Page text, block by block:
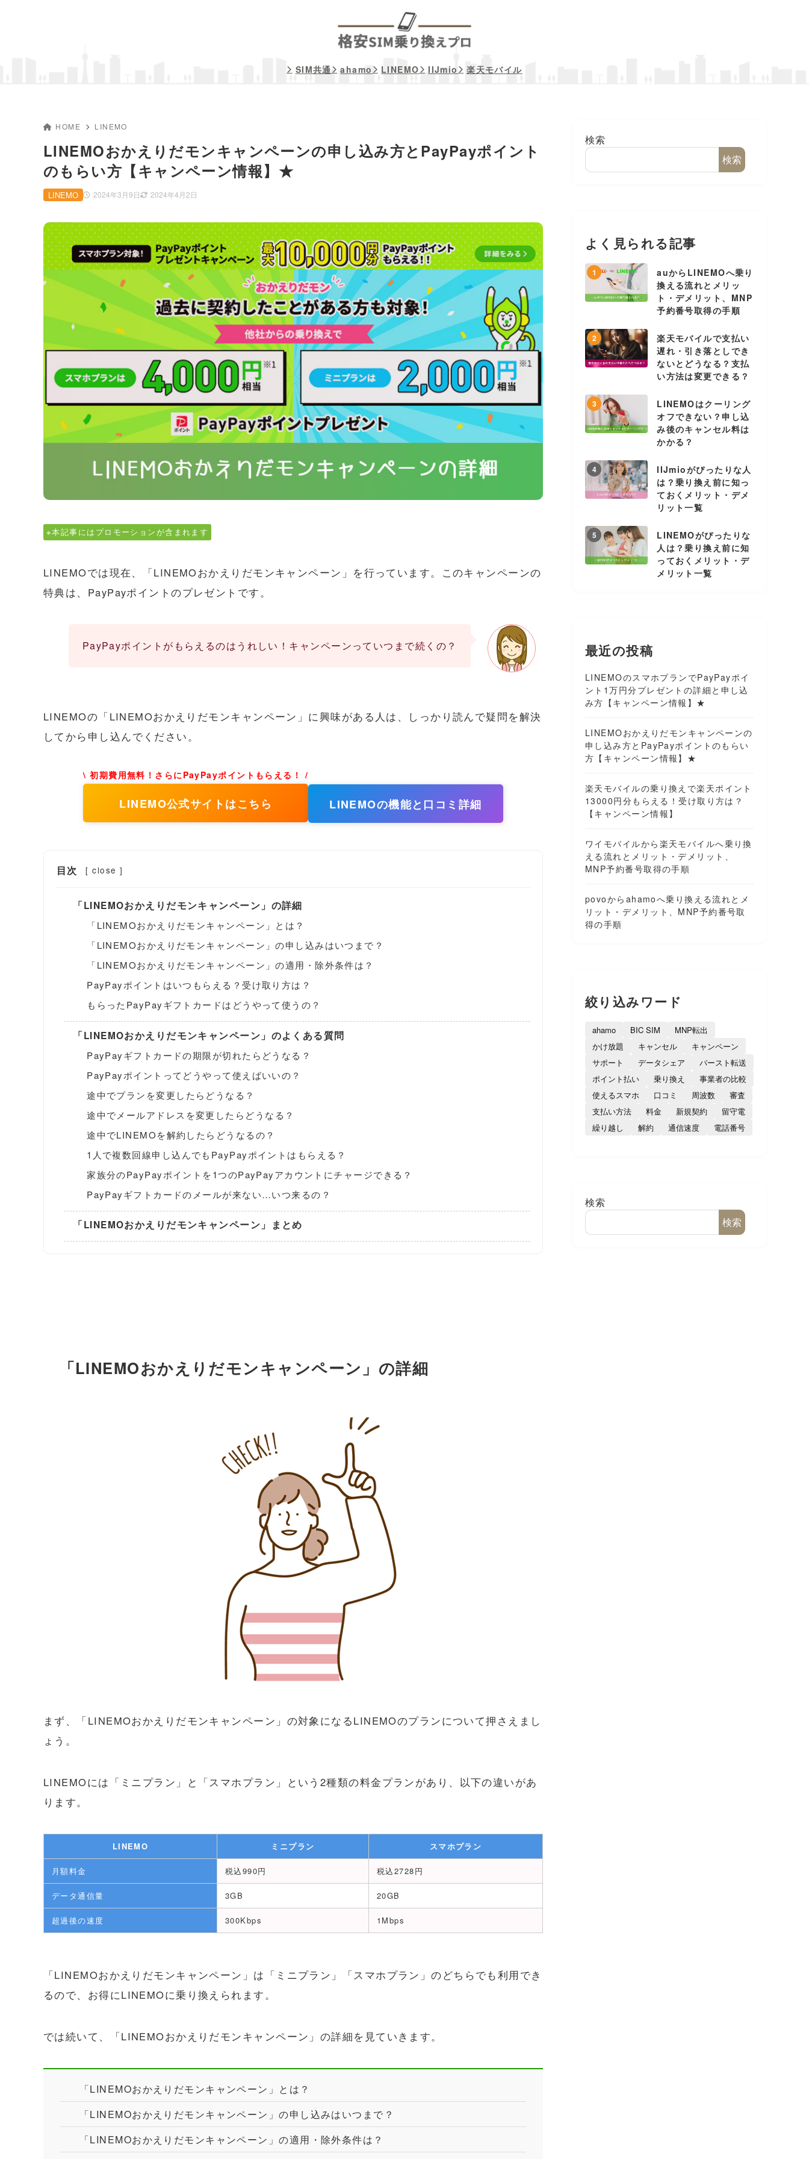
SIM共通 ahamo LINEMO IIJmio 楽天モバイル
HOME LINEMO
LINEMOおかえりだモンキャンペーンの申し込み方とPayPayポイント
のもらい方【キャンペーン情報】★
2024年3月9日 2024年4月2日
LINEMO
※本記事にはプロモーションが含まれます
LINEMOでは現在、「LINEMOおかえりだモンキャンペーン」を行っています。このキャンペーンの
特典は、PayPayポイントのプレゼントです。
PayPayポイントがもらえるのはうれしい！キャンペーンっていつまで続くの？
LINEMOの「LINEMOおかえりだモンキャンペーン」に興味がある人は、しっかり読んで疑問を解決
してから申し込んでください。
\ 初期費用無料！さらにPayPayポイントもらえる！ /
LINEMO公式サイトはこちら LINEMOの機能と口コミ詳細
目次 [close ]
「LINEMOおかえりだモンキャンペーン」の詳細
「LINEMOおかえりだモンキャンペーン」とは？
「LINEMOおかえりだモンキャンペーン」の申し込みはいつまで？
「LINEMOおかえりだモンキャンペーン」の適用・除外条件は？
PayPayポイントはいつもらえる？受け取り方は？
もらったPayPayギフトカードはどうやって使うの？
「LINEMOおかえりだモンキャンペーン」のよくある質問
PayPayギフトカードの期限が切れたらどうなる？
PayPayポイントってどうやって使えばいいの？
途中でプランを変更したらどうなる？
途中でメールアドレスを変更したらどうなる？
途中でLINEMOを解約したらどうなるの？
1人で複数回線申し込んでもPayPayポイントはもらえる？
家族分のPayPayポイントを1つのPayPayアカウントにチャージできる？
PayPayギフトカードのメールが来ない…いつ来るの？
「LINEMOおかえりだモンキャンペーン」まとめ
「LINEMOおかえりだモンキャンペーン」の詳細
まず、「LINEMOおかえりだモンキャンペーン」の対象になるLINEMOのプランについて押さえまし
ょう。
LINEMOには「ミニプラン」と「スマホプラン」という2種類の料金プランがあり、以下の違いがあ
ります。
LINEMO ミニプラン スマホプラン
月額料金 税込990円 税込2728円
データ通信量 3GB 20GB
超過後の速度 300Kbps 1Mbps
「LINEMOおかえりだモンキャンペーン」は「ミニプラン」「スマホプラン」のどちらでも利用でき
るので、お得にLINEMOに乗り換えられます。
では続いて、「LINEMOおかえりだモンキャンペーン」の詳細を見ていきます。
「LINEMOおかえりだモンキャンペーン」とは？
「LINEMOおかえりだモンキャンペーン」の申し込みはいつまで？
「LINEMOおかえりだモンキャンペーン」の適用・除外条件は？
検索
検索
よく見られる記事
1
auからLINEMOへ乗り
換える流れとメリッ
ト・デメリット、MNP
予約番号取得の手順
2
楽天モバイルで支払い
遅れ・引き落としでき
ないとどうなる？支払
い方法は変更できる？
3
LINEMOはクーリング
オフできない？申し込
み後のキャンセル料は
かかる？
4
IIJmioがぴったりな人
は？乗り換え前に知っ
ておくメリット・デメ
リット一覧
5
LINEMOがぴったりな
人は？乗り換え前に知
っておくメリット・デ
メリット一覧
最近の投稿
LINEMOのスマホプランでPayPayポイ
ント1万円分プレゼントの詳細と申し込
み方【キャンペーン情報】★
LINEMOおかえりだモンキャンペーンの
申し込み方とPayPayポイントのもらい
方【キャンペーン情報】★
楽天モバイルの乗り換えで楽天ポイント
13000円分もらえる！受け取り方は？
【キャンペーン情報】
ワイモバイルから楽天モバイルへ乗り換
える流れとメリット・デメリット、
MNP予約番号取得の手順
povoからahamoへ乗り換える流れとメ
リット・デメリット、MNP予約番号取
得の手順
絞り込みワード
ahamo BIC SIM
MNP転出
かけ放題
キャンセル
キャンペーン
サポート
データシェア
バースト転送
ポイント払い
乗り換え
事業者の比較
使えるスマホ
口コミ 周波数
審査
支払い方法
料金 新規契約
留守電
繰り越し
解約 通信速度 電話番号
検索
検索